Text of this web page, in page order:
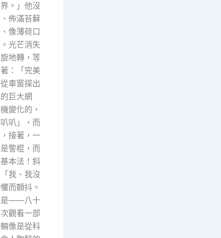
。」他沒
佈滿苔蘚
像薄荷口
光芒消失
地轉，等
：「完美
車窗探出
巨大網
變化的，
叭」，而
接著，一
警棍，而
本法！斜
我、我沒
而顫抖。
是——八十
觀看一部
像是從科